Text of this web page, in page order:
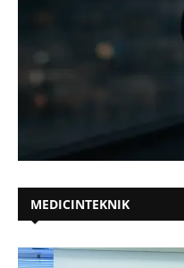
MEDICINTEKNIK